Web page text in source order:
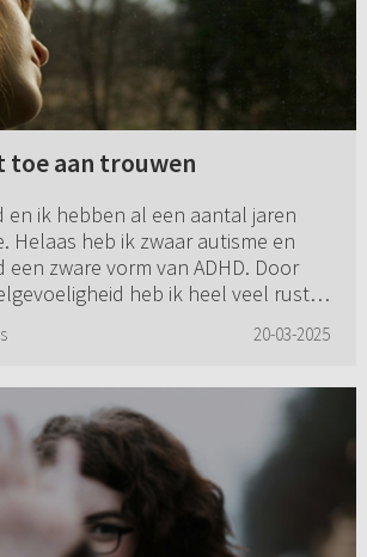
toe aan trouwen
en ik hebben al een aantal jaren
Helaas heb ik zwaar autisme en
een zware vorm van ADHD. Door
heb ik heel veel rust
20-03-2025